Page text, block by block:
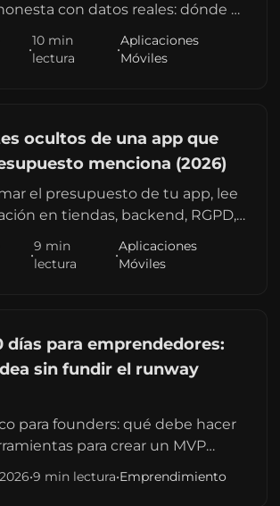
con datos reales: dónde sí
y coste, dónde no, y qué
desarrollador que dice usarla.
•
10 min
lectura
•
Aplicaciones
Móviles
ocultos de una app que
menciona (2026)
el presupuesto de tu app, lee
en tiendas, backend, RGPD,
y ASO son costes reales que
Guía con cifras
•
9 min
lectura
•
Aplicaciones
Móviles
días para emprendedores:
sin fundir el runway
para founders: qué debe hacer
para crear un MVP
mínimas y errores que
Enfocado en
•9 min lectura•Emprendimiento